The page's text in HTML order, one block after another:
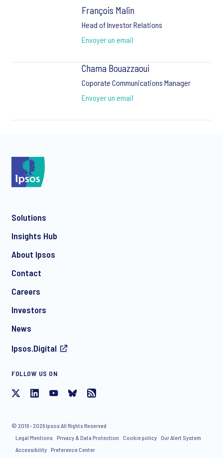
François Malin
Head of Investor Relations
Envoyer un email
Chama Bouazzaoui
Coporate Communications Manager
Envoyer un email
Solutions
Insights Hub
About Ipsos
Contact
Careers
Investors
News
Ipsos.Digital
FOLLOW US ON
© 2016 - 2026 Ipsos All Rights Reserved
Legal Mentions Privacy & Data Protection Cookie policy Our Alert System
Accessibility Preference Center